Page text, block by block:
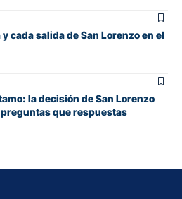
cada salida de San Lorenzo en el
la decisión de San Lorenzo
que respuestas